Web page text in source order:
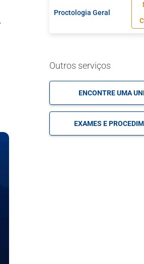
Proctologia Geral
Outros serviços
ENCONTRE UMA
EXAMES E